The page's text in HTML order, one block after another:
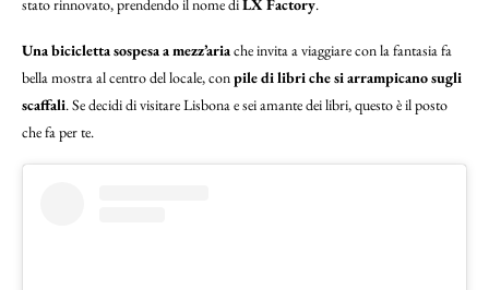
stato rinnovato, prendendo il nome diLX Factory.
Una bicicletta sospesa a mezz’ariache invita a viaggiare con la fantasia fa
bella mostra al centro del locale, conpile di libri che si arrampicano sugli
scaffali. Se decidi di visitare Lisbona e sei amante dei libri, questo è il posto
che fa per te.